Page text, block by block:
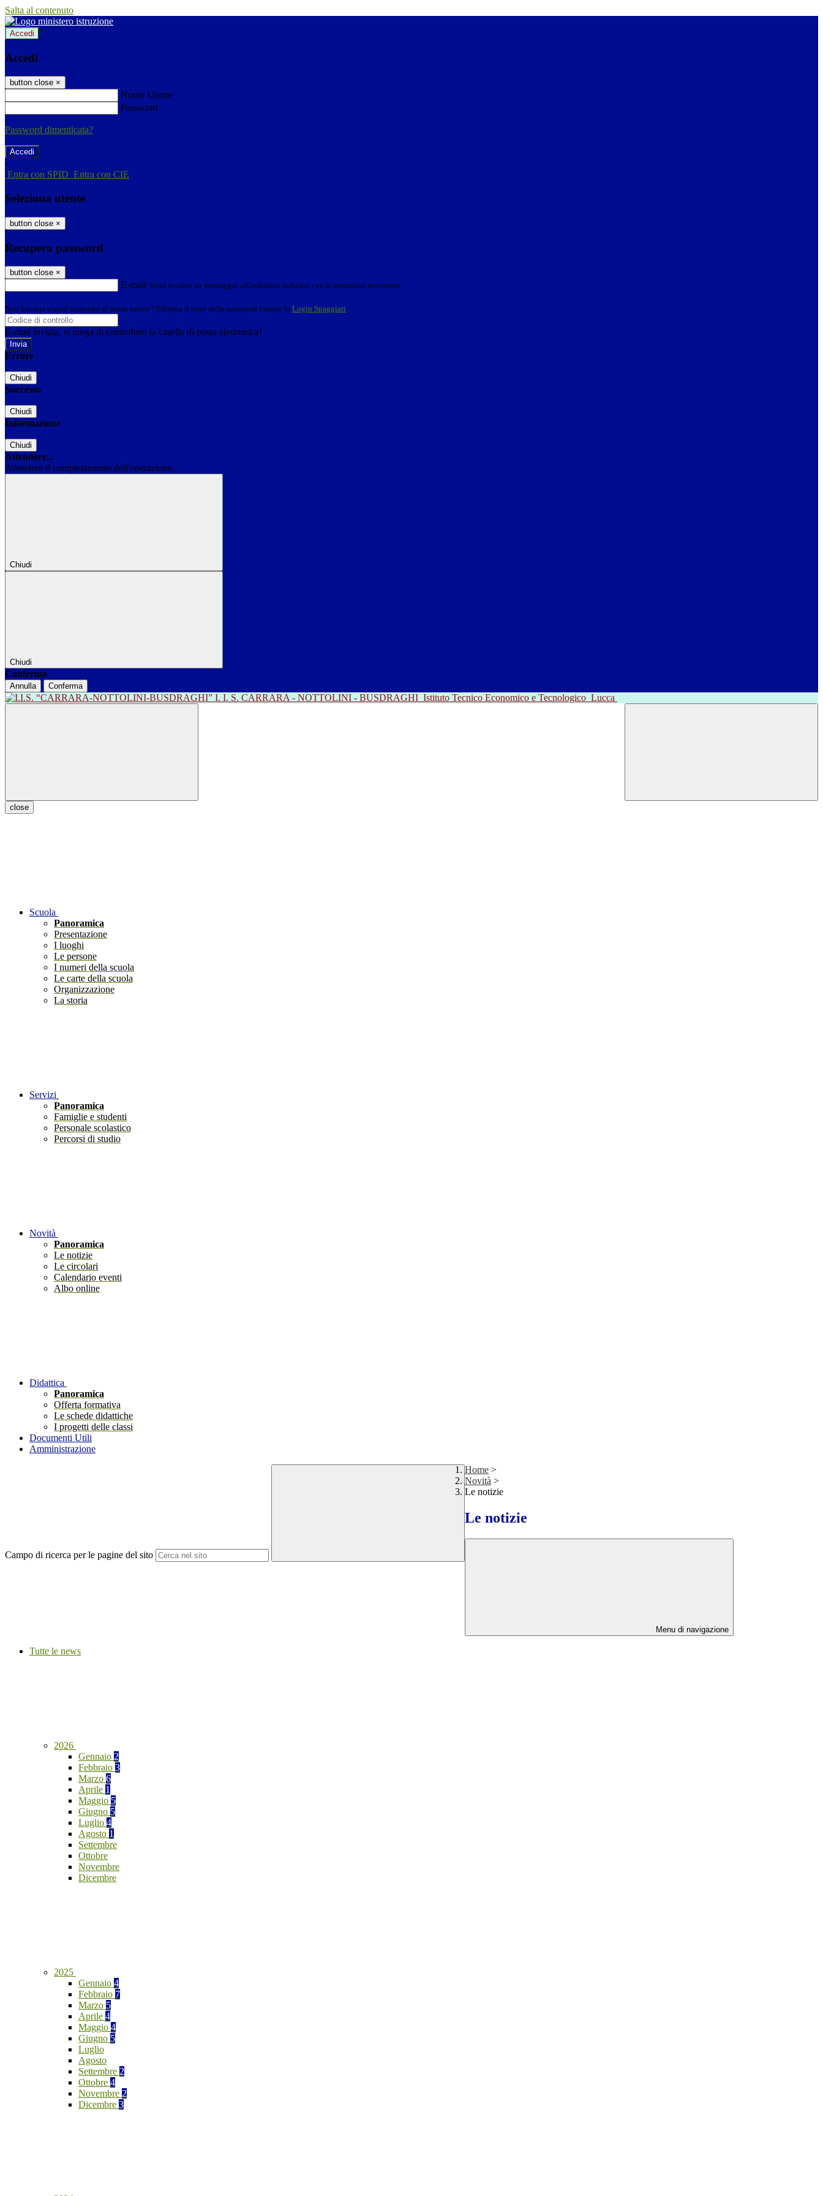
Salta al contenuto
Accedi
Accedi
button close ×
Nome Utente
Password
Password dimenticata?
-
Entra con SPID Entra con CIE
Seleziona utente
button close ×
Recupero password
button close ×
E-mail Verrà inviato un messaggio all'indirizzo indicato con le istruzioni necessarie.
Non hai una e-mail associata al nome utente? Effettua il reset della password tramite la Login Spaggiari
E-mail inviata, si prega di controllare la casella di posta elettronica!
Errore
Chiudi
Successo
Chiudi
Informazione
Chiudi
Attendere...
Attendere il completamento dell'operazione...
Chiudi
Chiudi
Conferma
Annulla Conferma
I. I. S. CARRARA - NOTTOLINI - BUSDRAGHI Istituto Tecnico Economico e Tecnologico Lucca
close
Scuola
Panoramica
Presentazione
I luoghi
Le persone
I numeri della scuola
Le carte della scuola
Organizzazione
La storia
Servizi
Panoramica
Famiglie e studenti
Personale scolastico
Percorsi di studio
Novità
Panoramica
Le notizie
Le circolari
Calendario eventi
Albo online
Didattica
Panoramica
Offerta formativa
Le schede didattiche
I progetti delle classi
Documenti Utili
Amministrazione
Campo di ricerca per le pagine del sito
Home >
Novità >
Le notizie
Le notizie
Menu di navigazione
Tutte le news
2026
Gennaio 2
Febbraio 3
Marzo 6
Aprile 1
Maggio 5
Giugno 5
Luglio 4
Agosto 1
Settembre
Ottobre
Novembre
Dicembre
2025
Gennaio 4
Febbraio 7
Marzo 5
Aprile 4
Maggio 4
Giugno 5
Luglio
Agosto
Settembre 2
Ottobre 4
Novembre 2
Dicembre 3